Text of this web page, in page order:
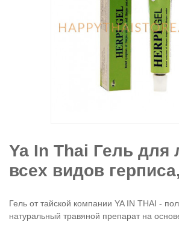
Ya In Thai Гель для
всех видов
Гель от тайской компании YA IN THAI -
натуральный травяной препарат на